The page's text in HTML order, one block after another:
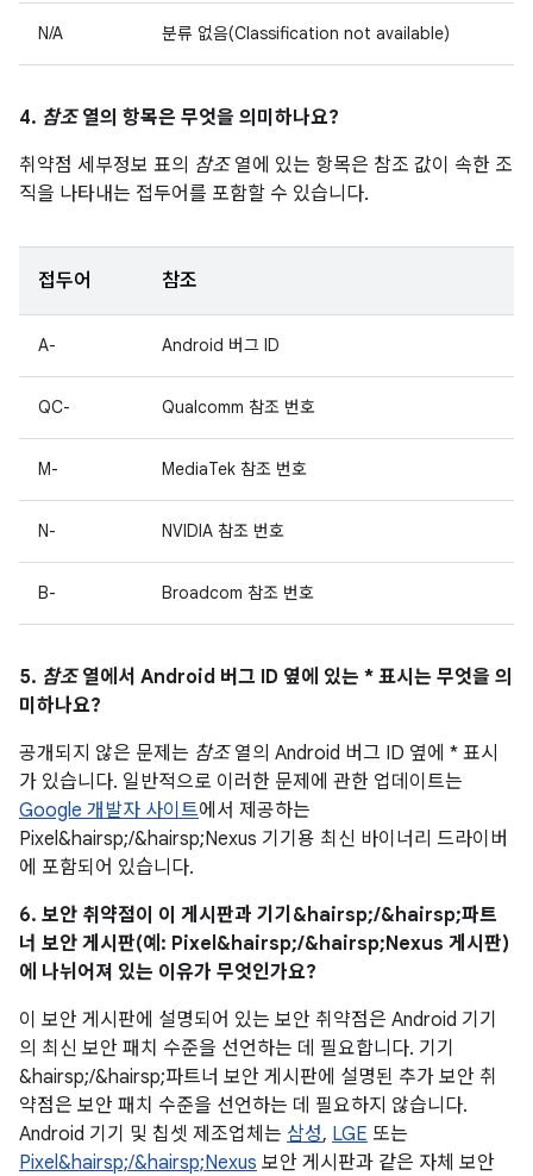
N/A 분류 없음(Classification not available)
4. 참조열의 항목은 무엇을 의미하나요?
취약점 세부정보 표의 참조열에 있는 항목은 참조 값이 속한 조
직을 나타내는 접두어를 포함할 수 있습니다.
접두어 참조
A- Android 버그 ID
QC- Qualcomm 참조 번호
M- MediaTek 참조 번호
N- NVIDIA 참조 번호
B- Broadcom 참조 번호
5. 참조열에서 Android 버그 ID 옆에 있는 * 표시는 무엇을 의
미하나요?
공개되지 않은 문제는 참조열의 Android 버그 ID 옆에 * 표시
가 있습니다. 일반적으로 이러한 문제에 관한 업데이트는
Google 개발자 사이트에서 제공하는
Pixel&hairsp;/&hairsp;Nexus 기기용 최신 바이너리 드라이버
에 포함되어 있습니다.
6. 보안 취약점이 이 게시판과 기기&hairsp;/&hairsp;파트
너 보안 게시판(예: Pixel&hairsp;/&hairsp;Nexus 게시판)
에 나뉘어져 있는 이유가 무엇인가요?
이 보안 게시판에 설명되어 있는 보안 취약점은 Android 기기
의 최신 보안 패치 수준을 선언하는 데 필요합니다. 기기
&hairsp;/&hairsp;파트너 보안 게시판에 설명된 추가 보안 취
약점은 보안 패치 수준을 선언하는 데 필요하지 않습니다.
Android 기기 및 칩셋 제조업체는 삼성, LGE 또는
Pixel&hairsp;/&hairsp;Nexus 보안 게시판과 같은 자체 보안